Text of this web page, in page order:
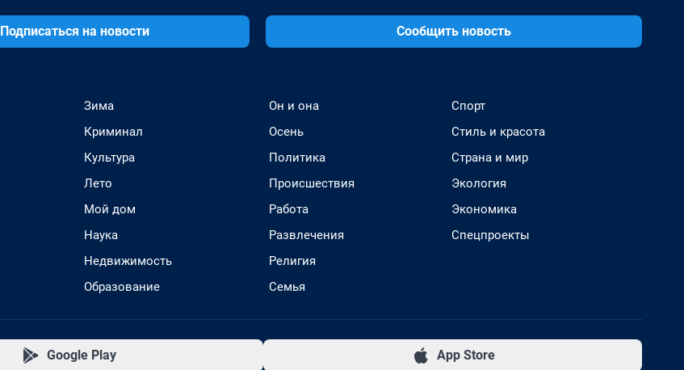
Подписаться на новости Сообщить новость
Зима
Криминал
Культура
Лето
Мой дом
Наука
Недвижимость
Образование
Он и она
Осень
Политика
Происшествия
Работа
Развлечения
Религия
Семья
Спорт
Стиль и красота
Страна и мир
Экология
Экономика
Спецпроекты
Google Play App Store